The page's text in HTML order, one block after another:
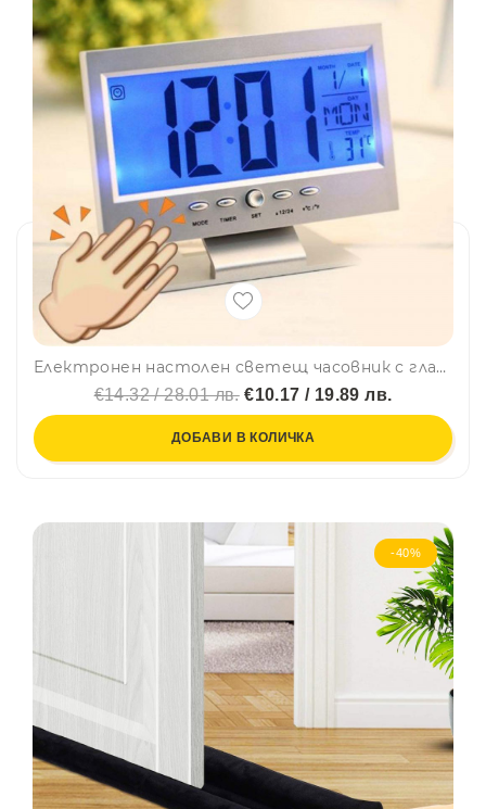
Електронен настолен светещ часовник с гласов контрол, аларма, органайзер, час, дата, температура и голям дисплей
€14.32 / 28.01 лв.€10.17 / 19.89 лв.
ДОБАВИ В КОЛИЧКА
-40%